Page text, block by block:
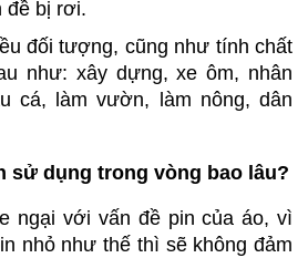
đề bị rơi.
đối tượng, cũng như tính chất
như: xây dựng, xe ôm, nhân
cá, làm vườn, làm nông, dân
sử dụng trong vòng bao lâu?
ngại với vấn đề pin của áo, vì
nhỏ như thế thì sẽ không đảm